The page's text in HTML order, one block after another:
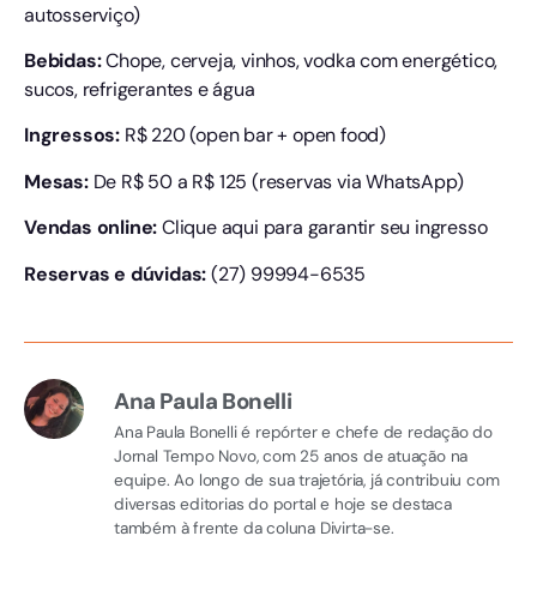
autosserviço)
Bebidas:Chope, cerveja, vinhos, vodka com energético,
sucos, refrigerantes e água
Ingressos: R$ 220 (open bar + open food)
Mesas:De R$ 50 a R$ 125 (reservas via WhatsApp)
Vendas online:Clique aqui para garantir seu ingresso
Reservas e dúvidas:(27) 99994-6535
Ana Paula Bonelli
Ana Paula Bonelli é repórter e chefe de redação do
Jornal Tempo Novo, com 25 anos de atuação na
equipe. Ao longo de sua trajetória, já contribuiu com
diversas editorias do portal e hoje se destaca
também à frente da coluna Divirta-se.